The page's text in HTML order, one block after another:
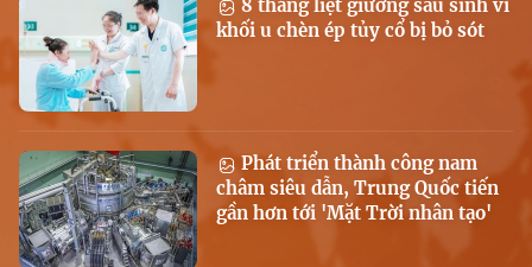
8 tháng liệt giường sau sinh vì
khối u chèn ép tủy cổ bị bỏ sót
Phát triển thành công nam
châm siêu dẫn, Trung Quốc tiến
gần hơn tới 'Mặt Trời nhân tạo'